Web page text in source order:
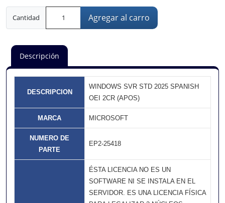
Cantidad Agregar al carro
Descripción
DESCRIPCION
WINDOWS SVR STD 2025 SPANISH
OEI 2CR (APOS)
MARCA MICROSOFT
NUMERO DE
PARTE
EP2-25418
ÉSTA LICENCIA NO ES UN
SOFTWARE NI SE INSTALA EN EL
SERVIDOR. ES UNA LICENCIA FÍSICA